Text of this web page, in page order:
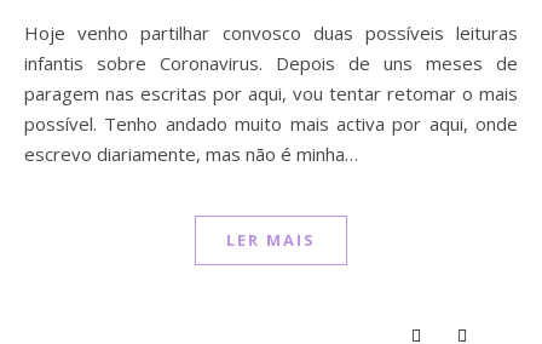
Hoje venho partilhar convosco duas possíveis leituras
infantis sobre Coronavirus. Depois de uns meses de
paragem nas escritas por aqui, vou tentar retomar o mais
possível. Tenho andado muito mais activa por aqui, onde
escrevo diariamente, mas não é minha…
LER MAIS